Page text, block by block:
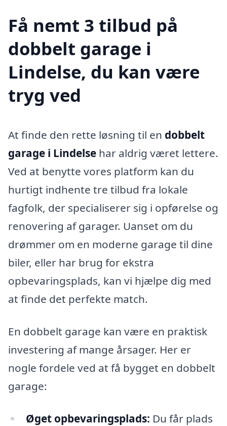
Få nemt 3 tilbud på
dobbelt garage i
Lindelse, du kan være
tryg ved
At finde den rette løsning til en dobbelt
garage i Lindelse har aldrig været lettere.
Ved at benytte vores platform kan du
hurtigt indhente tre tilbud fra lokale
fagfolk, der specialiserer sig i opførelse og
renovering af garager. Uanset om du
drømmer om en moderne garage til dine
biler, eller har brug for ekstra
opbevaringsplads, kan vi hjælpe dig med
at finde det perfekte match.
En dobbelt garage kan være en praktisk
investering af mange årsager. Her er
nogle fordele ved at få bygget en dobbelt
garage:
Øget opbevaringsplads: Du får plads